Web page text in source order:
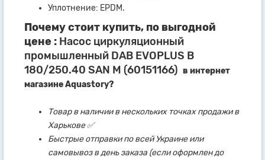
Уплотнение: EPDM.
Почему стоит купить, по выгодной
цене : Насос циркуляционный
промышленный DAB EVOPLUS B
180/250.40 SAN M (60151166) в интернет
магазине Aquastory?
Товар в наличии в нескольких точках продажи в
Харькове ✅
Быстрые отправки по всей Украине или
самовывоз в день заказа (если оформлен до